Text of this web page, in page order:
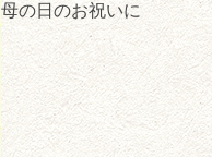
母の日のお祝いに